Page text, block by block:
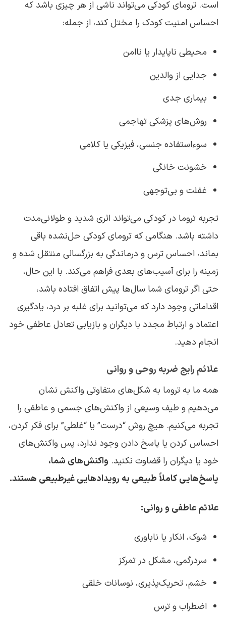
است. ترومای کودکی می‌تواند ناشی از هر چیزی باشد که
احساس امنیت کودک را مختل کند، از جمله:
محیطی ناپایدار یا ناامن
جدایی از والدین
بیماری جدی
روش‌های پزشکی تهاجمی
سوءاستفاده جنسی، فیزیکی یا کلامی
خشونت خانگی
غفلت و بی‌توجهی
تجربه تروما در کودکی می‌تواند اثری شدید و طولانی‌مدت
داشته باشد. هنگامی که ترومای کودکی حل‌نشده باقی
بماند، احساس ترس و درماندگی به بزرگسالی منتقل شده و
زمینه را برای آسیب‌های بعدی فراهم می‌کند. با این حال،
حتی اگر ترومای شما سال‌ها پیش اتفاق افتاده باشد،
اقداماتی وجود دارد که می‌توانید برای غلبه بر درد، یادگیری
اعتماد و ارتباط مجدد با دیگران و بازیابی تعادل عاطفی خود
انجام دهید.
علائم رایج ضربه روحی و روانی
همه ما به تروما به شکل‌های متفاوتی واکنش نشان
می‌دهیم و طیف وسیعی از واکنش‌های جسمی و عاطفی را
تجربه می‌کنیم. هیچ روش “درست” یا “غلطی” برای فکر کردن،
احساس کردن یا پاسخ دادن وجود ندارد، پس واکنش‌های
خود یا دیگران را قضاوت نکنید. واکنش‌های شما،
پاسخ‌هایی کاملاً طبیعی به رویدادهایی غیرطبیعی هستند.
علائم عاطفی و روانی:
شوک، انکار یا ناباوری
سردرگمی، مشکل در تمرکز
خشم، تحریک‌پذیری، نوسانات خلقی
اضطراب و ترس